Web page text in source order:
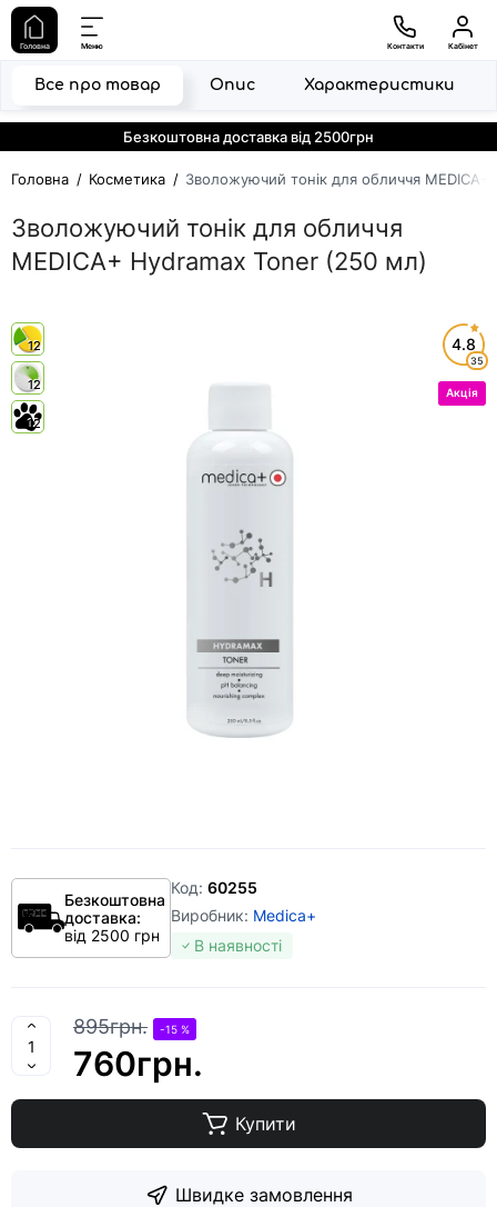
Безкоштовна доставка від 2500грн
Головна Меню Контакти Кабінет
Головна Косметика Зволожуючий тонік для обличчя
Зволожуючий тонік для обличчя
MEDICA+ Hydramax Toner (250 мл)
Все про товар Опис Характеристики
12
12
12
4.8
35
Акція
Безкоштовна
доставка:
від 2500 грн
Код: 60255
Виробник: Medica+
В наявності
895грн. -15 %
760грн.
Купити
Швидке замовлення